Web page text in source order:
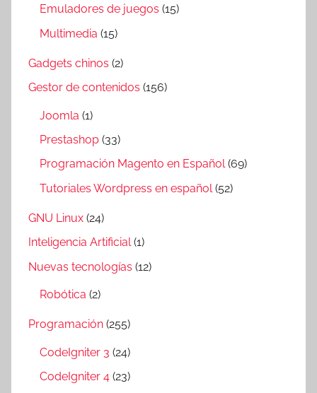
Emuladores de juegos (15)
Multimedia (15)
Gadgets chinos (2)
Gestor de contenidos (156)
Joomla (1)
Prestashop (33)
Programación Magento en Español(69)
Tutoriales Wordpress en español (52)
GNU Linux (24)
Inteligencia Artificial(1)
Nuevas tecnologías (12)
Robótica (2)
Programación (255)
CodeIgniter 3 (24)
CodeIgniter 4 (23)